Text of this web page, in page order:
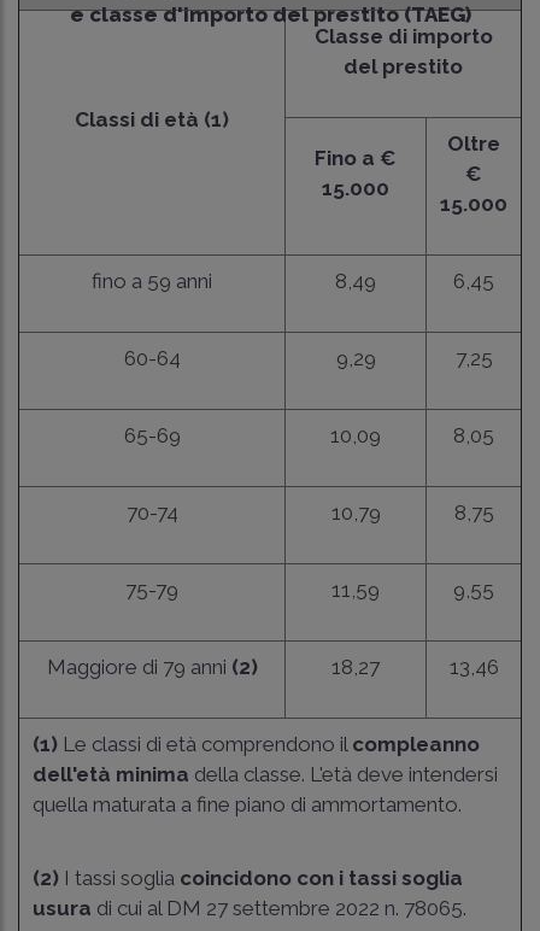
e classe d'importo del prestito (TAEG)
Classi di età (1)
Classe di importo
del prestito
Fino a €
15.000
Oltre
€
15.000
fino a 59 anni 8,49 6,45
60-64 9,29 7,25
65-69 10,09 8,05
70-74 10,79 8,75
75-79 11,59 9,55
Maggiore di 79 anni (2) 18,27 13,46
(1) Le classi di età comprendono il compleanno
dell'età minima della classe. L'età deve intendersi
quella maturata a fine piano di ammortamento.
(2) I tassi soglia coincidono con i tassi soglia
usura di cui al DM 27 settembre 2022 n. 78065.